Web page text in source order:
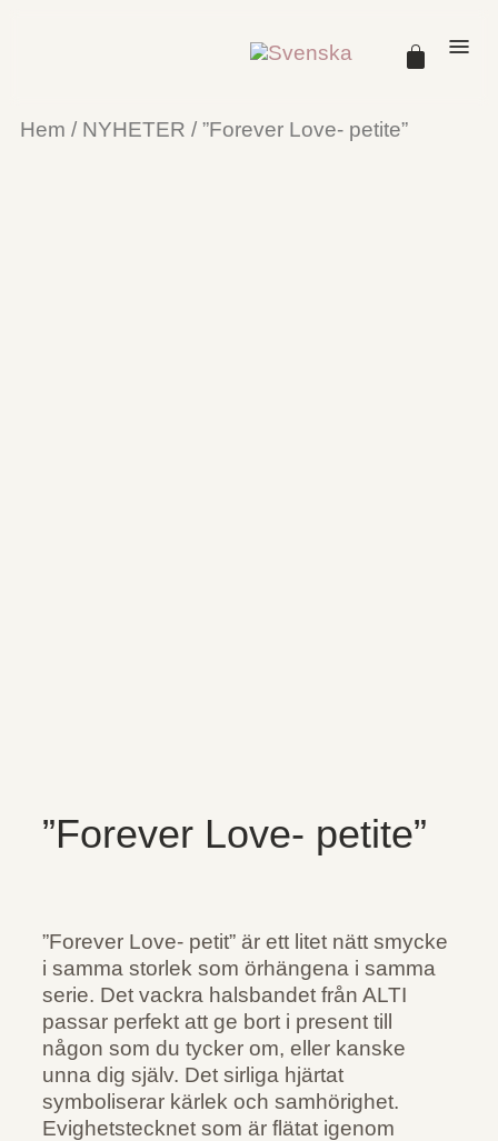
Hem / NYHETER / ”Forever Love- petite”
”Forever Love- petite”
”Forever Love- petit” är ett litet nätt smycke
i samma storlek som örhängena i samma
serie. Det vackra halsbandet från ALTI
passar perfekt att ge bort i present till
någon som du tycker om, eller kanske
unna dig själv. Det sirliga hjärtat
symboliserar kärlek och samhörighet.
Evighetstecknet som är flätat igenom